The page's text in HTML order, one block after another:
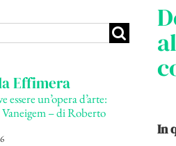
In
Effimera
essere un’opera d’arte:
– di Roberto